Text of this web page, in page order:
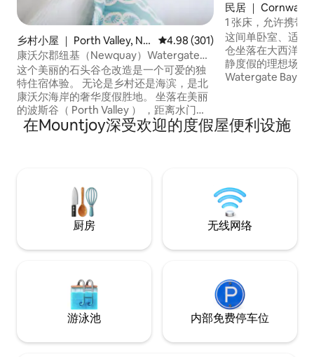
乡村小屋 ｜ Porth Valley, Nr
watergate Bay
平均评分 4.98 分（满分 5 分），
4.98 (301)
康沃尔郡纽基（Newquay）Watergate房
源，配备电动汽车充电桩
这个美丽的石头谷仓改造是一个可爱的独
特住宿体验。 无论是乡村还是海滨，是北
康沃尔海岸的奢华度假胜地。 坐落在美丽
的波斯谷（ Porth Valley ） ，距离水门湾
（ Watergate Bay ）、惠普瑟里（
Whipsiderry ）和波斯（ Porth ）的冲浪
人惊叹的海滩、餐厅、步道、高尔夫球
场、渔港和冲浪点
民居 ｜ Cornwall
1 张床，允许携带
这间单卧室、适合
仓坐落在大西洋公
静度假的理想场所。 -开车10分钟即可
Watergate Bay -
沃尔乡村的壮丽景
以追溯到1200年。 该空间是改造后的谷仓
在Mountjoy深受欢迎的度假屋便利设施
厨房 无线网络
游泳池 内部免费停车位